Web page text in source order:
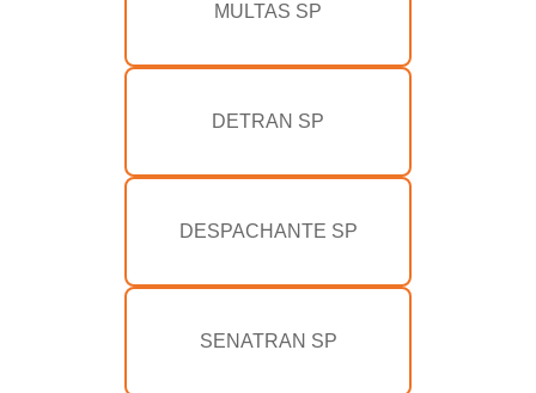
MULTAS SP
DETRAN SP
DESPACHANTE SP
SENATRAN SP